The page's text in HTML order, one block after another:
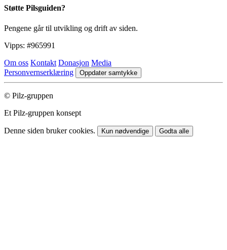
Støtte Pilsguiden?
Pengene går til utvikling og drift av siden.
Vipps: #965991
Om oss Kontakt Donasjon Media
Personvernserklæring
Oppdater samtykke
© Pilz-gruppen
Et Pilz-gruppen konsept
Denne siden bruker cookies. Kun nødvendige Godta alle